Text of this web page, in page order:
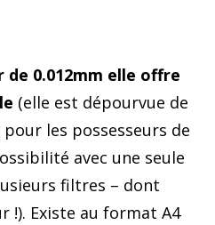
de 0.012mm elle offre
(elle est dépourvue de
les possesseurs de
avec une seule
filtres – dont
!). Existe au format A4